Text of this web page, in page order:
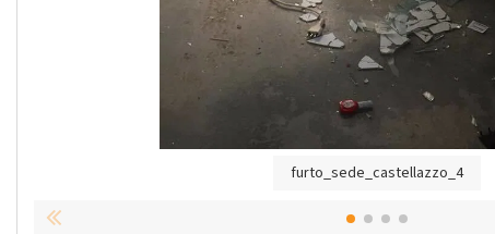
furto_sede_castellazzo_4